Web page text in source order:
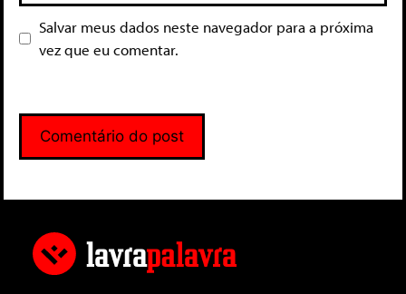
Salvar meus dados neste navegador para a próxima
vez que eu comentar.